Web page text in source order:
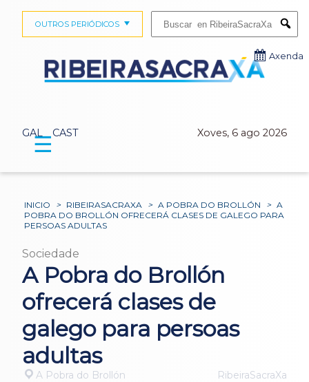
GAL CAST Xoves, 6 ago 2026
OUTROS PERIÓDICOS
Axenda
☰
INICIO > RIBEIRASACRAXA > A POBRA DO BROLLÓN > A
POBRA DO BROLLÓN OFRECERÁ CLASES DE GALEGO PARA
PERSOAS ADULTAS
Sociedade
A Pobra do Brollón
ofrecerá clases de
galego para persoas
adultas
A Pobra do Brollón RibeiraSacraXa